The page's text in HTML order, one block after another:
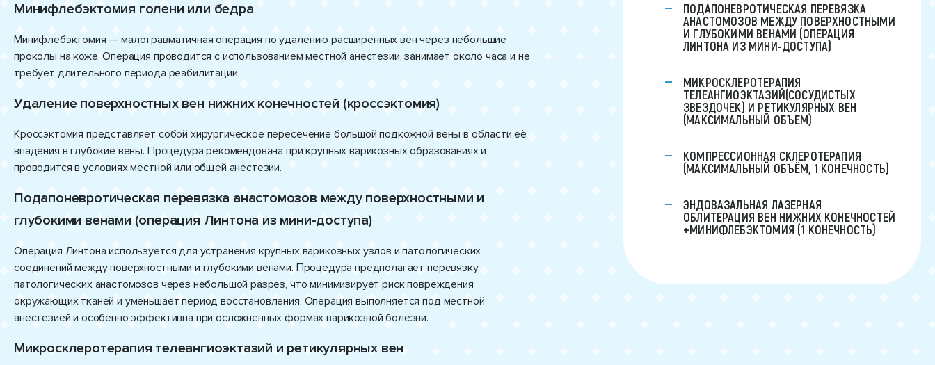
ПОДАПОНЕВРОТИЧЕСКАЯ ПЕРЕВЯЗКА
АНАСТОМОЗОВ МЕЖДУ ПОВЕРХНОСТНЫМИ
И ГЛУБОКИМИ ВЕНАМИ (ОПЕРАЦИЯ
ЛИНТОНА ИЗ МИНИ-ДОСТУПА)
МИКРОСКЛЕРОТЕРАПИЯ
ТЕЛЕАНГИОЭКТАЗИЙ(СОСУДИСТЫХ
ЗВЕЗДОЧЕК) И РЕТИКУЛЯРНЫХ ВЕН
(МАКСИМАЛЬНЫЙ ОБЪЕМ)
КОМПРЕССИОННАЯ СКЛЕРОТЕРАПИЯ
(МАКСИМАЛЬНЫЙ ОБЪЁМ, 1 КОНЕЧНОСТЬ)
ЭНДОВАЗАЛЬНАЯ ЛАЗЕРНАЯ
ОБЛИТЕРАЦИЯ ВЕН НИЖНИХ КОНЕЧНОСТЕЙ
+МИНИФЛЕБЭКТОМИЯ (1 КОНЕЧНОСТЬ)
Минифлебэктомия голени или бедра
Минифлебэктомия — малотравматичная операция по удалению расширенных вен через небольшие
проколы на коже. Операция проводится с использованием местной анестезии, занимает около часа и не
требует длительного периода реабилитации.
Удаление поверхностных вен нижних конечностей (кроссэктомия)
Кроссэктомия представляет собой хирургическое пересечение большой подкожной вены в области её
впадения в глубокие вены. Процедура рекомендована при крупных варикозных образованиях и
проводится в условиях местной или общей анестезии.
Подапоневротическая перевязка анастомозов между поверхностными и
глубокими венами (операция Линтона из мини-доступа)
Операция Линтона используется для устранения крупных варикозных узлов и патологических
соединений между поверхностными и глубокими венами. Процедура предполагает перевязку
патологических анастомозов через небольшой разрез, что минимизирует риск повреждения
окружающих тканей и уменьшает период восстановления. Операция выполняется под местной
анестезией и особенно эффективна при осложнённых формах варикозной болезни.
Микросклеротерапия телеангиоэктазий и ретикулярных вен